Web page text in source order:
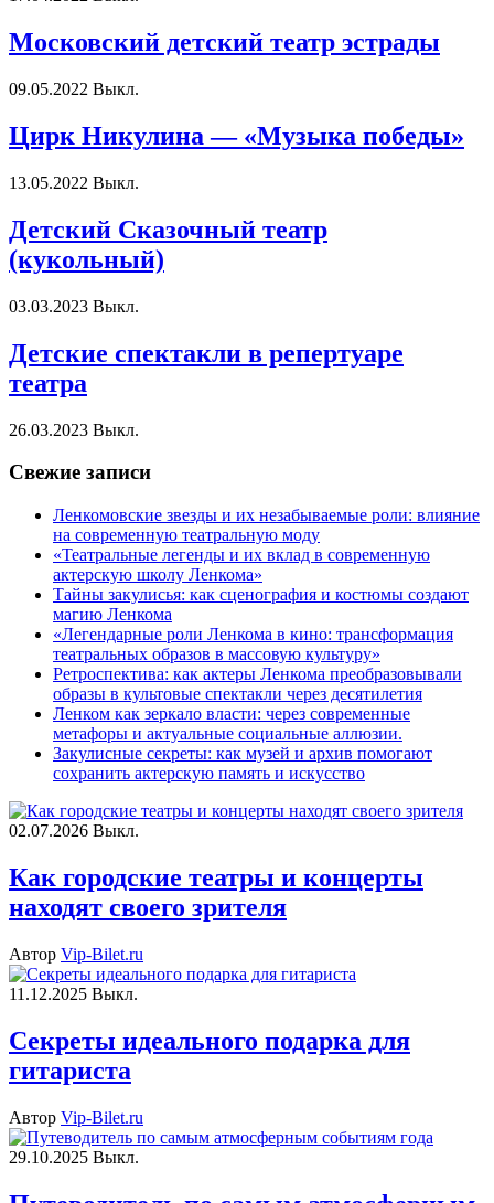
Московский детский театр эстрады
09.05.2022 Выкл.
Цирк Никулина — «Музыка победы»
13.05.2022 Выкл.
Детский Сказочный театр
(кукольный)
03.03.2023 Выкл.
Детские спектакли в репертуаре
театра
26.03.2023 Выкл.
Свежие записи
Ленкомовские звезды и их незабываемые роли: влияние
на современную театральную моду
«Театральные легенды и их вклад в современную
актерскую школу Ленкома»
Тайны закулисья: как сценография и костюмы создают
магию Ленкома
«Легендарные роли Ленкома в кино: трансформация
театральных образов в массовую культуру»
Ретроспектива: как актеры Ленкома преобразовывали
образы в культовые спектакли через десятилетия
Ленком как зеркало власти: через современные
метафоры и актуальные социальные аллюзии.
Закулисные секреты: как музей и архив помогают
сохранить актерскую память и искусство
02.07.2026 Выкл.
Как городские театры и концерты
находят своего зрителя
Автор Vip-Bilet.ru
11.12.2025 Выкл.
Секреты идеального подарка для
гитариста
Автор Vip-Bilet.ru
29.10.2025 Выкл.